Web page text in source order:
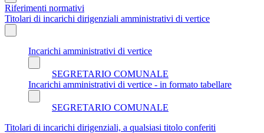
Riferimenti normativi
Titolari di incarichi dirigenziali amministrativi di vertice
Incarichi amministrativi di vertice
SEGRETARIO COMUNALE
Incarichi amministrativi di vertice - in formato tabellare
SEGRETARIO COMUNALE
Titolari di incarichi dirigenziali, a qualsiasi titolo conferiti